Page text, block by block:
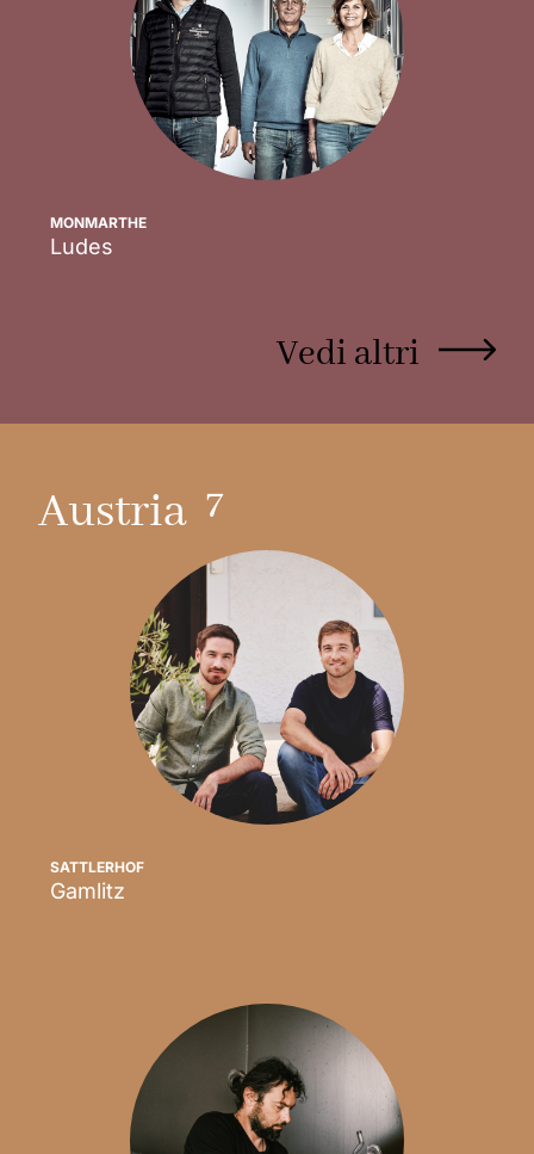
MONMARTHE
Ludes
Vedi altri
Austria 7
SATTLERHOF
Gamlitz